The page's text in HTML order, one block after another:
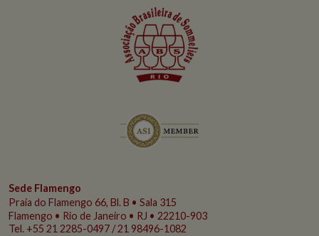
Sede Flamengo
Praia do Flamengo 66, Bl. B • Sala 315
Flamengo • Rio de Janeiro • RJ • 22210-903
Tel. +55 21 2285-0497 / 21 98496-1082